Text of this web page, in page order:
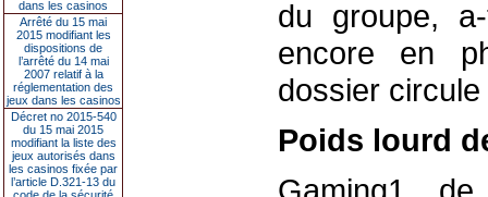
dans les casinos
Arrêté du 15 mai
2015 modifiant les
dispositions de
l’arrêté du 14 mai
2007 relatif à la
réglementation des
jeux dans les casinos
Décret no 2015-540
du 15 mai 2015
modifiant la liste des
jeux autorisés dans
les casinos fixée par
l’article D.321-13 du
du groupe,
encore en
dossier
Poids lourd